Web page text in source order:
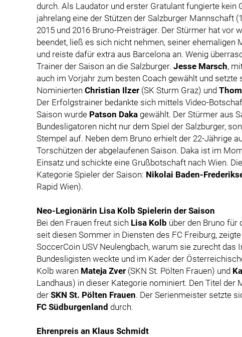
durch. Als Laudator und erster Gratulant fungierte kein
jahrelang eine der Stützen der Salzburger Mannschaft
2015 und 2016 Bruno-Preisträger. Der Stürmer hat vor
beendet, ließ es sich nicht nehmen, seiner ehemaligen
und reiste dafür extra aus Barcelona an. Wenig
Trainer der Saison an die Salzburger. Jesse Marsch,
auch im Vorjahr zum besten Coach gewählt und setzte
Nominierten Christian Ilzer (SK Sturm Graz) und
Der Erfolgstrainer bedankte sich mittels Video-
Saison wurde Patson Daka gewählt. Der Stürmer aus
Bundesligatoren nicht nur dem Spiel der Salzburger,
Stempel auf. Neben dem Bruno erhielt der 22-Jährige
Torschützen der abgelaufenen Saison. Daka ist im
Einsatz und schickte eine Grußbotschaft nach Wien.
Kategorie Spieler der Saison: Nikolai Baden-
Rapid Wien).
Neo-Legionärin Lisa Kolb Spielerin der Saison
Bei den Frauen freut sich Lisa Kolb über den Bruno für
seit diesen Sommer in Diensten des FC Freiburg,
SoccerCoin USV Neulengbach, warum sie zurecht das
Bundesligisten weckte und im Kader der
Kolb waren Mateja Zver (SKN St. Pölten Frauen) und
Landhaus) in dieser Kategorie nominiert. Den Titel der
der SKN St. Pölten Frauen. Der Serienmeister setzte
FC Südburgenland durch.
Ehrenpreis an Klaus Schmidt